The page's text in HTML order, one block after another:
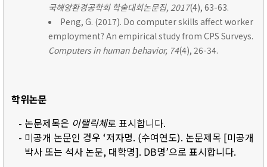
국해양환경공학회 학술대회논문집, 2017(4), 63-63.
Peng, G. (2017). Do computer skills affect worker
employment? An empirical study from CPS Surveys.
Computers in human behavior, 74(4), 26-34.
학위논문
- 논문제목은 이탤릭체로 표시합니다.
- 미공개 논문인 경우 ‘저자명. (수여연도). 논문제목 [미공개
박사 또는 석사 논문, 대학명]. DB명’으로 표시합니다.